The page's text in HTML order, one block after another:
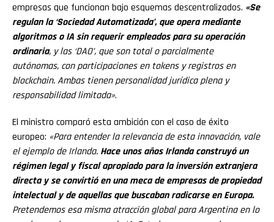
empresas que funcionan bajo esquemas descentralizados. «Se
regulan la ‘Sociedad Automatizada’, que opera mediante
algoritmos o IA sin requerir empleados para su operación
ordinaria, y las ‘DAO’, que son total o parcialmente
autónomas, con participaciones en tokens y registros en
blockchain. Ambas tienen personalidad jurídica plena y
responsabilidad limitada».
El ministro comparó esta ambición con el caso de éxito
europeo: «Para entender la relevancia de esta innovación, vale
el ejemplo de Irlanda. Hace unos años Irlanda construyó un
régimen legal y fiscal apropiado para la inversión extranjera
directa y se convirtió en una meca de empresas de propiedad
intelectual y de aquellas que buscaban radicarse en Europa.
Pretendemos esa misma atracción global para Argentina en lo